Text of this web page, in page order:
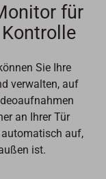
für
Sie Ihre
verwalten, auf
an Ihrer Tür
auf,
ist.